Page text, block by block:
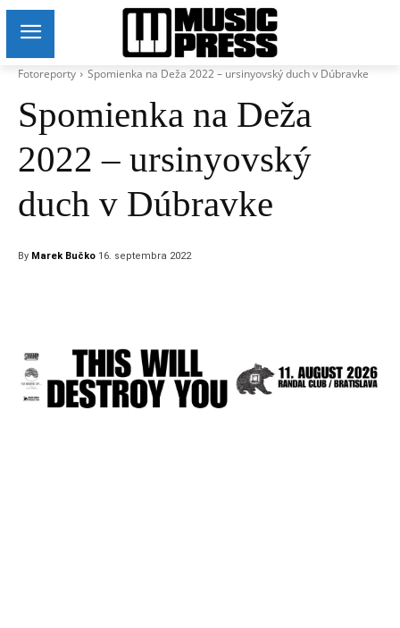
Fotoreporty Spomienka na Deža 2022 – ursinyovský duch v Dúbravke
Spomienka na Deža
2022 – ursinyovský
duch v Dúbravke
By Marek Bučko 16. septembra 2022